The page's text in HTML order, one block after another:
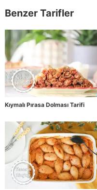
Benzer Tarifler
Kıymalı Pırasa Dolması Tarifi